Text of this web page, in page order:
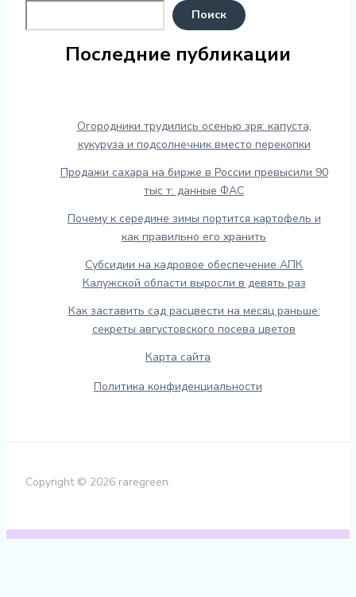
Поиск
Последние публикации
Огородники трудились осенью зря: капуста,
кукуруза и подсолнечник вместо перекопки
Продажи сахара на бирже в России превысили 90
тыс т: данные ФАС
Почему к середине зимы портится картофель и
как правильно его хранить
Субсидии на кадровое обеспечение АПК
Калужской области выросли в девять раз
Как заставить сад расцвести на месяц раньше:
секреты августовского посева цветов
Карта сайта
Политика конфиденциальности
Copyright © 2026 raregreen.